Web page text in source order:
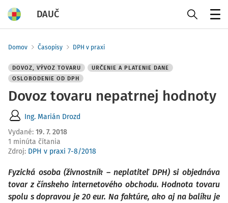
DAUČ
Domov Časopisy DPH v praxi
DOVOZ, VÝVOZ TOVARU
URČENIE A PLATENIE DANE
OSLOBODENIE OD DPH
Dovoz tovaru nepatrnej hodnoty
Ing. Marián Drozd
Vydané: 19. 7. 2018
1 minúta čítania
Zdroj: DPH v praxi 7-8/2018
Fyzická osoba (živnostník – neplatiteľ DPH) si objednáva
tovar z čínskeho internetového obchodu. Hodnota tovaru
spolu s dopravou je 20 eur. Na faktúre, ako aj na balíku je